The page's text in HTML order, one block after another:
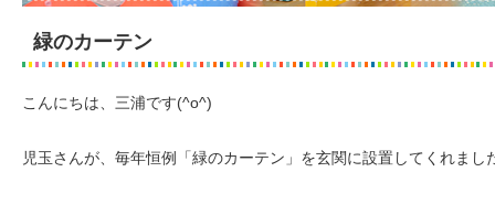
緑のカーテン
こんにちは、三浦です(^o^)
児玉さんが、毎年恒例「緑のカーテン」を玄関に設置してくれまし